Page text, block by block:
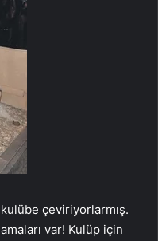
kulübe çeviriyorlarmış.
var! Kulüp için